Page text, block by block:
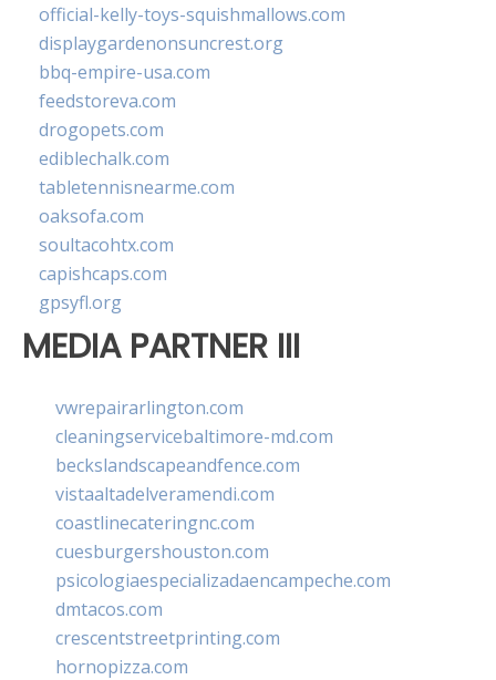
official-kelly-toys-squishmallows.com
displaygardenonsuncrest.org
bbq-empire-usa.com
feedstoreva.com
drogopets.com
ediblechalk.com
tabletennisnearme.com
oaksofa.com
soultacohtx.com
capishcaps.com
gpsyfl.org
MEDIA PARTNER III
vwrepairarlington.com
cleaningservicebaltimore-md.com
beckslandscapeandfence.com
vistaaltadelveramendi.com
coastlinecateringnc.com
cuesburgershouston.com
psicologiaespecializadaencampeche.com
dmtacos.com
crescentstreetprinting.com
hornopizza.com